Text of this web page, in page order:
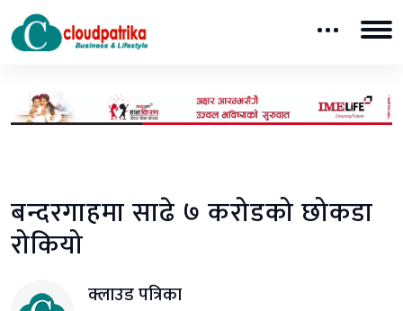
बन्दरगाहमा साढे ७ करोडको छोकडा
रोकियो
क्लाउड पत्रिका